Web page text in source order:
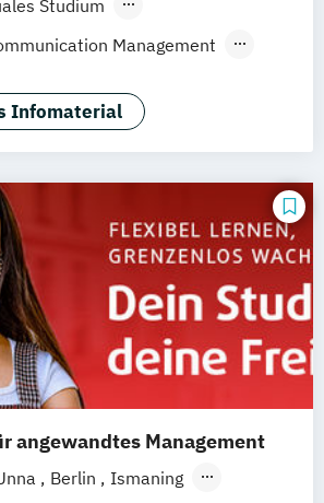
Studium
Präsenzstudium
Management
Marketing Management
Event Management
Infomaterial
angewandtes Management
Berlin
Ismaning